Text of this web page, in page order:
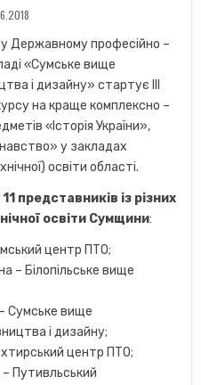
у Державному професійно –
«Сумське вище
і дизайну» стартує III
на краще комплексно –
«Історія України»,
у закладах
освіти області.
представників із різних
освіти Сумщини:
центр ПТО;
– Білопільське вище
Сумське вище
і дизайну;
центр ПТО;
– Путивльський